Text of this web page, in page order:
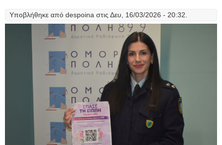
Υποβλήθηκε από despoina στις Δευ, 16/03/2026 - 20:32.